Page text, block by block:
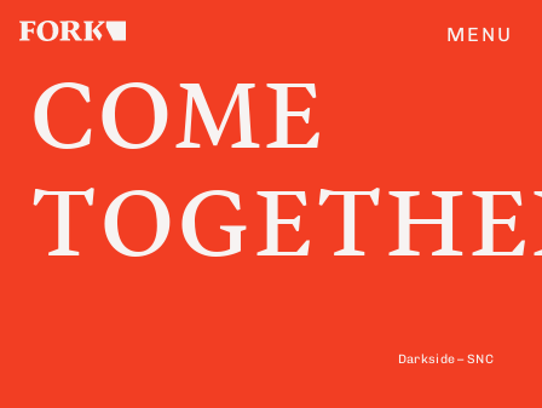
MENU
CASES
ANGEBOT
COME
Darkside – SNC